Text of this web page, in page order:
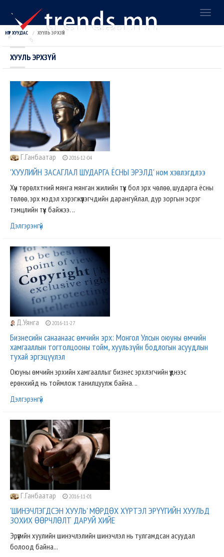
НҮҮР ХУУДАС ХУУЛЬ ЭРХЗҮЙ
ХУУЛЬ ЭРХЗҮЙ
Г.Ганбаатар 2016-12-04
'ХУУЛИЙН ЗАСАГЛАЛ ШУДАРГА ЁСНЫ ЭРЭЛД' ном хэвлэгдлээ
Хүн төрөлхтний мянга мянган жилийн түүх бол эрх чөлөө, шударга ёсны
төлөө, эрх мэдэл хэрэгжүүлэгчдийн дарангуйлал, дур зоргын эсрэг
тэмцлийн түүх байжээ. ..
Дэлгэрэнгүй
Д.Уянга 2016-11-27
Бизнесийн санаанаас өмчийн эрх: Монгол Улсын оюуны өмчийн
хамгааллын тогтолцооны тойм, хуульзүйн бодлогын асуудлын
тухай эргэцүүлэл
Оюуны өмчийн эрхийн хамгааллыг бизнес эрхлэгчийн үүднээс
ерөнхийд нь тоймлож танилцуулж байна. ..
Дэлгэрэнгүй
Г.Ганбаатар 2016-11-01
'ШИНЭЧЛЭГДСЭН ХУУЛЬ' МӨРДӨХ ХҮРТЭЛ ЭРҮҮГИЙН ХУУЛЬД
ЗОХИХ ӨӨРЧЛӨЛТ ДАРУЙ ХИЙЕ
Эрүүгийн хуулийн шинэчлэлийн шинэчлэл нь тулгамдсан асуудал
болоод байна...